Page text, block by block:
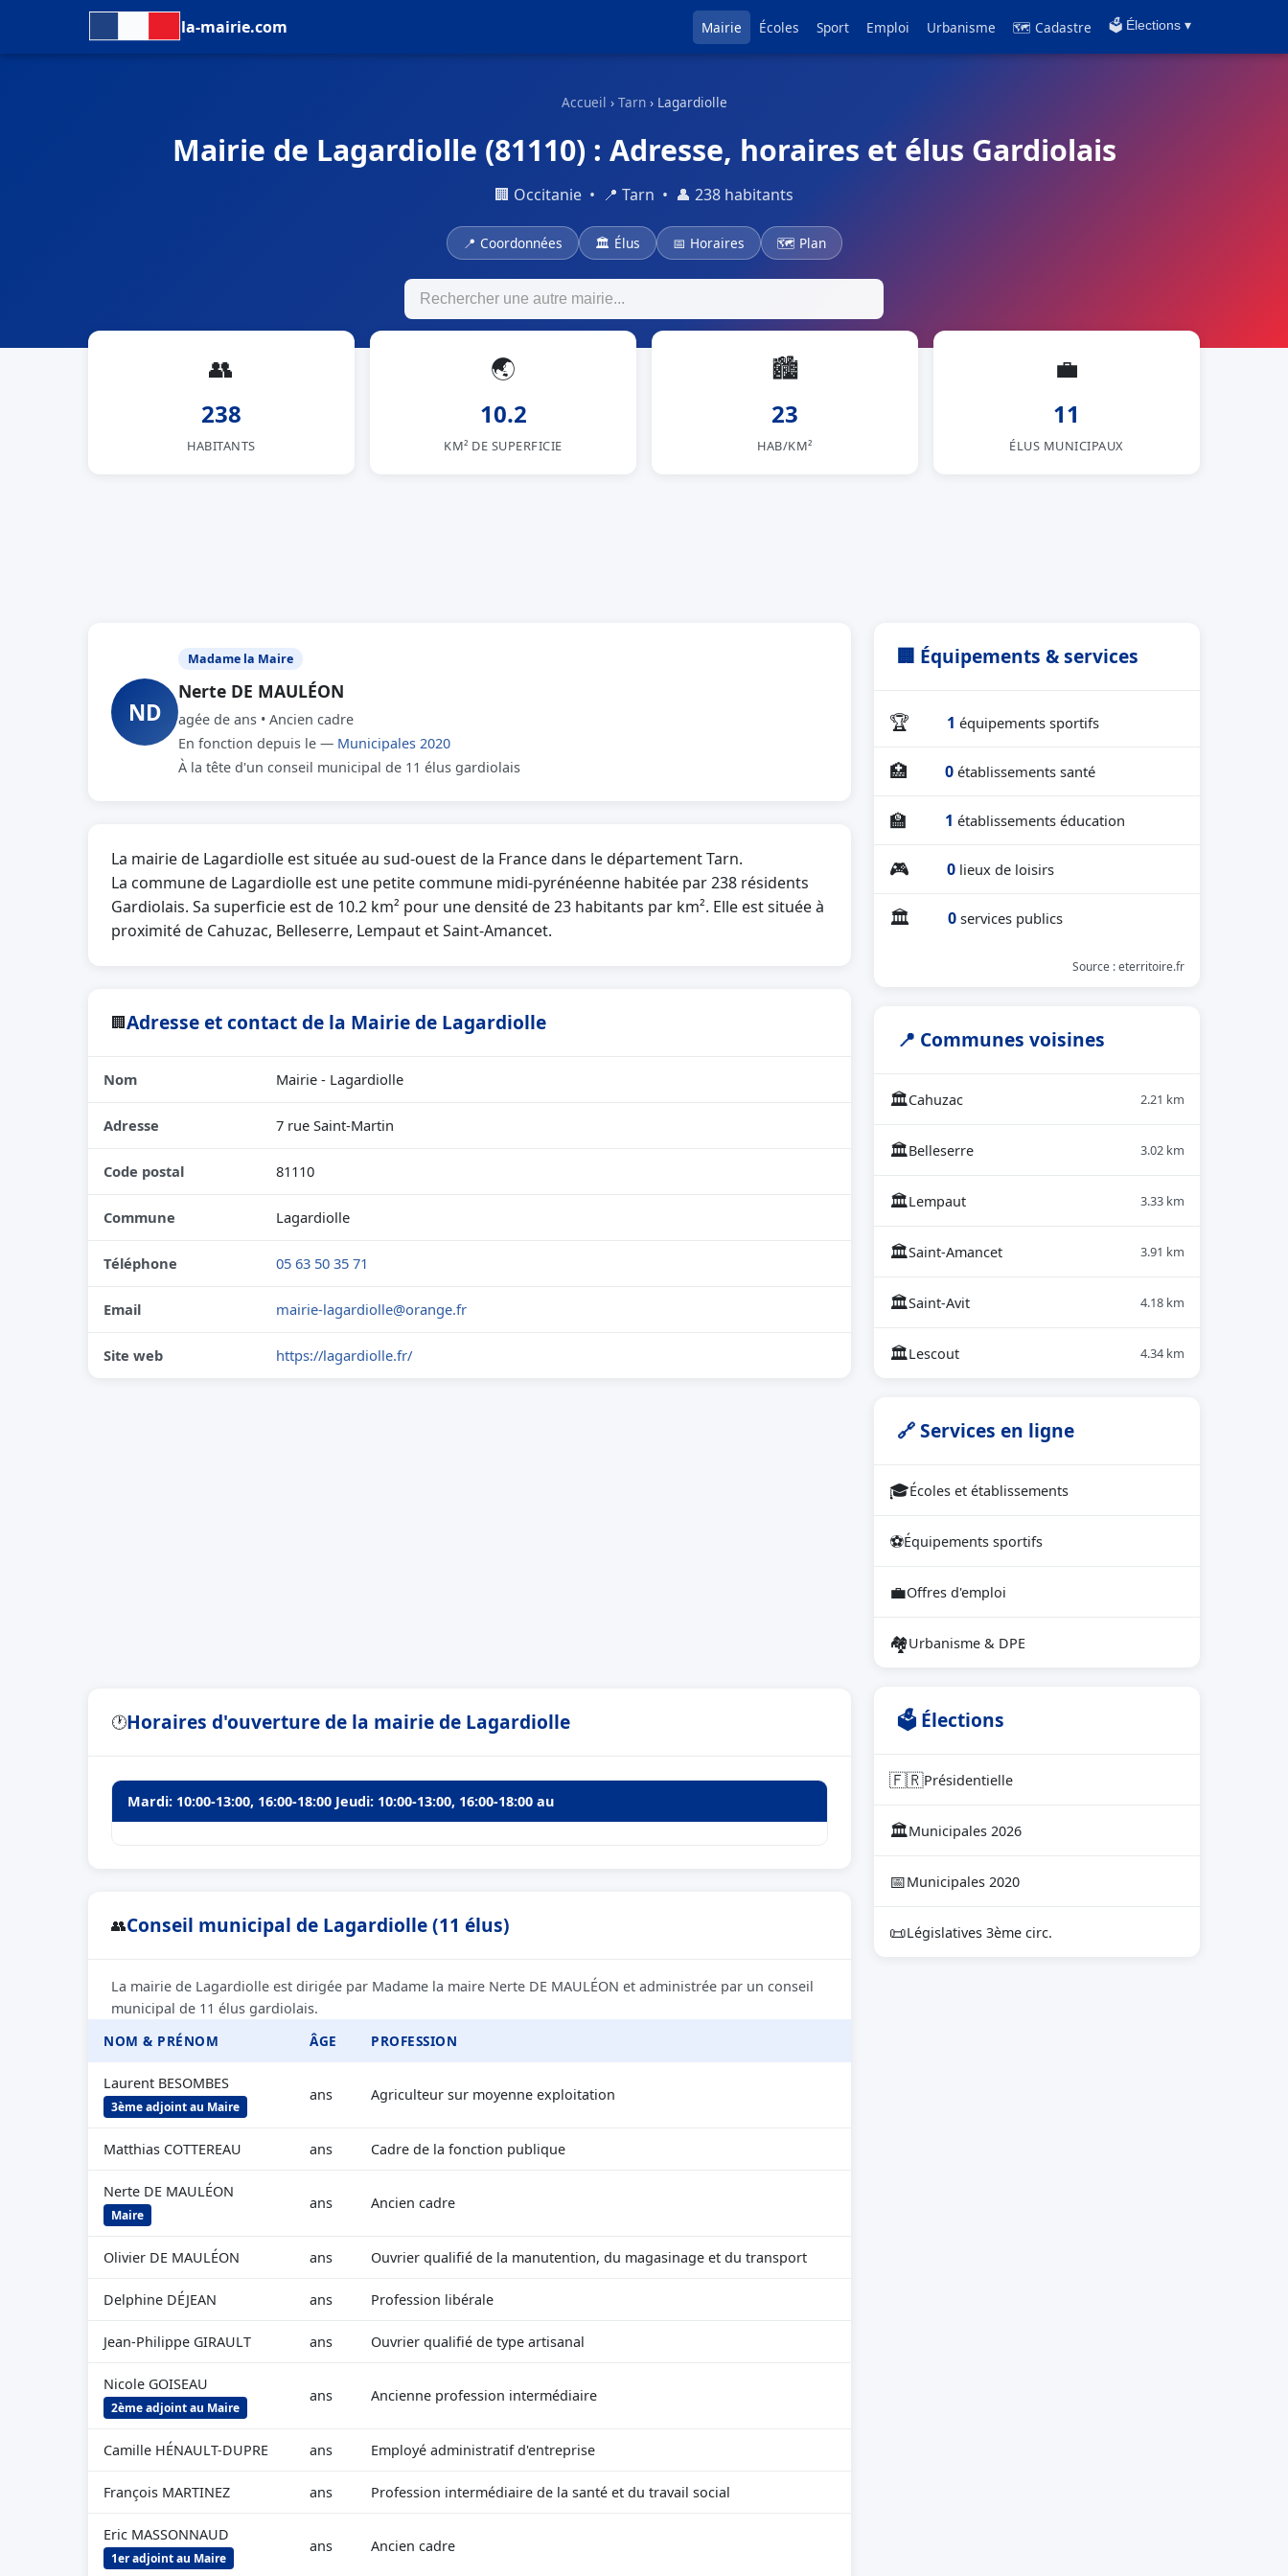
la-mairie.com Mairie Écoles Sport Emploi Urbanisme 🗺 Cadastre 🗳️ Élections ▾
Accueil › Tarn› Lagardiolle
Mairie de Lagardiolle (81110) : Adresse, horaires et élus Gardiolais
🏢 Occitanie • 📍 Tarn • 👤 238 habitants
📍 Coordonnées 🏛 Élus 📅 Horaires 🗺 Plan
👥
238
HABITANTS
🌏
10.2
KM² DE SUPERFICIE
🏙
23
HAB/KM²
💼
11
ÉLUS MUNICIPAUX
ND
Madame la Maire
Nerte DE MAULÉON
agée de ans • Ancien cadre
En fonction depuis le — Municipales 2020
À la tête d'un conseil municipal de 11 élus gardiolais
La mairie de Lagardiolle est située au sud-ouest de la France dans le département Tarn.
La commune de Lagardiolle est une petite commune midi-pyrénéenne habitée par 238 résidents
Gardiolais. Sa superficie est de 10.2 km² pour une densité de 23 habitants par km². Elle est située à
proximité de Cahuzac, Belleserre, Lempaut et Saint-Amancet.
🏢Adresse et contact de la Mairie de Lagardiolle
Nom Mairie - Lagardiolle
Adresse 7 rue Saint-Martin
Code postal 81110
Commune Lagardiolle
Téléphone 05 63 50 35 71
Email mairie-lagardiolle@orange.fr
Site web https://lagardiolle.fr/
🕐Horaires d'ouverture de la mairie de Lagardiolle
Mardi: 10:00-13:00, 16:00-18:00 Jeudi: 10:00-13:00, 16:00-18:00 au
👥Conseil municipal de Lagardiolle (11 élus)
La mairie de Lagardiolle est dirigée par Madame la maire Nerte DE MAULÉON et administrée par un conseil
municipal de 11 élus gardiolais.
NOM & PRÉNOM
ÂGE PROFESSION
Laurent BESOMBES
3ème adjoint au Maire
ans Agriculteur sur moyenne exploitation
Matthias COTTEREAU ans Cadre de la fonction publique
Nerte DE MAULÉON
Maire
ans Ancien cadre
Olivier DE MAULÉON ans Ouvrier qualifié de la manutention, du magasinage et du transport
Delphine DÉJEAN ans Profession libérale
Jean-Philippe GIRAULT ans Ouvrier qualifié de type artisanal
Nicole GOISEAU
2ème adjoint au Maire
ans Ancienne profession intermédiaire
Camille HÉNAULT-DUPRE ans Employé administratif d'entreprise
François MARTINEZ ans Profession intermédiaire de la santé et du travail social
Eric MASSONNAUD
1er adjoint au Maire
ans Ancien cadre
🏢 Équipements & services
🏆 1 équipements sportifs
🏥 0 établissements santé
🏫 1 établissements éducation
🎮 0 lieux de loisirs
🏛 0 services publics
Source : eterritoire.fr
📍 Communes voisines
🏛Cahuzac 2.21 km
🏛Belleserre 3.02 km
🏛Lempaut 3.33 km
🏛Saint-Amancet 3.91 km
🏛Saint-Avit 4.18 km
🏛Lescout 4.34 km
🔗 Services en ligne
🎓Écoles et établissements
⚽Équipements sportifs
💼Offres d'emploi
🏘Urbanisme & DPE
🗳 Élections
🇫🇷Présidentielle
🏛Municipales 2026
📅Municipales 2020
📜Législatives 3ème circ.